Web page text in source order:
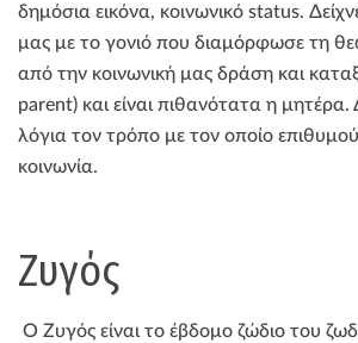
δημόσια εικόνα, κοινωνικό status.
μας με το γονιό που διαμόρφωσε τη
από την κοινωνική μας δράση και
parent) και είναι πιθανότατα η μητέρα.
λόγια τον τρόπο με τον οποίο
κοινωνία.
Ζυγός
Ο Ζυγός είναι το έβδομο ζώδιο του